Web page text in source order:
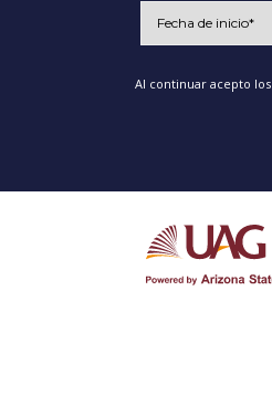
Al continuar acepto los